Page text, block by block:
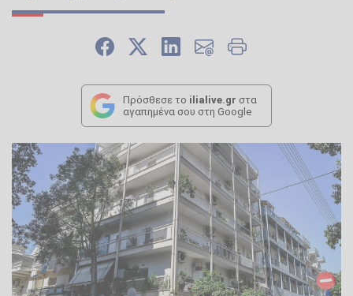
Πρόσθεσε το ilialive.gr στα
αγαπημένα σου στη Google